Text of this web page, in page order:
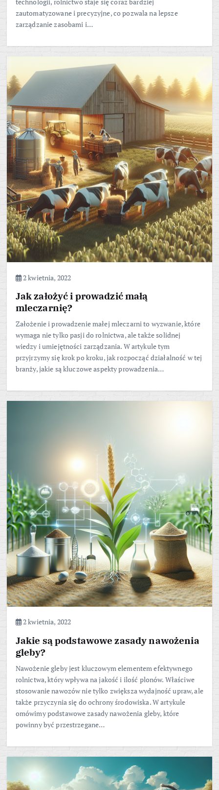
zautomatyzowane i precyzyjne, co pozwala na lepsze
zarządzanie zasobami i…
2 kwietnia, 2022
Jak założyć i prowadzić małą
mleczarnię?
Założenie i prowadzenie małej mleczarni to wyzwanie, które
wymaga nie tylko pasji do rolnictwa, ale także solidnej
wiedzy i umiejętności zarządzania. W artykule tym
przyjrzymy się krok po kroku, jak rozpocząć działalność w tej
branży, jakie są kluczowe aspekty prowadzenia…
2 kwietnia, 2022
Jakie są podstawowe zasady nawożenia
gleby?
Nawożenie gleby jest kluczowym elementem efektywnego
rolnictwa, który wpływa na jakość i ilość plonów. Właściwe
stosowanie nawozów nie tylko zwiększa wydajność upraw, ale
także przyczynia się do ochrony środowiska. W artykule
omówimy podstawowe zasady nawożenia gleby, które
powinny być przestrzegane…